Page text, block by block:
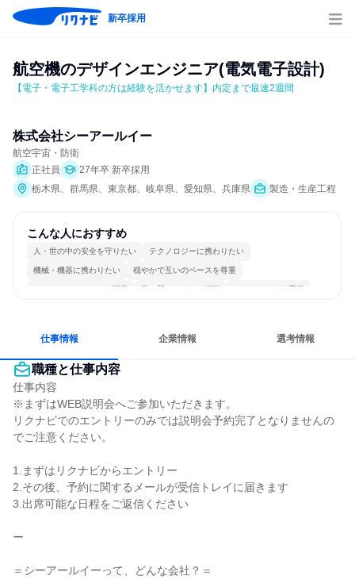
新卒採用
航空機のデザインエンジニア(電気電子設計)
【電子・電子工学科の方は経験を活かせます】内定まで最速2週間
株式会社シーアールイー
航空宇宙・防衛
正社員
27年卒 新卒採用
栃木県、群馬県、東京都、岐阜県、愛知県、兵庫県
製造・生産工程
こんな人におすすめ
人・世の中の安全を守りたい テクノロジーに携わりたい
機械・機器に携わりたい 穏やかで互いのペースを尊重
コミュニケーションが活発 常に新しいものに挑戦 チームワークを重視
仕事情報 企業情報 選考情報
職種と仕事内容
仕事内容
※まずはWEB説明会へご参加いただきます。
リクナビでのエントリーのみでは説明会予約完了となりませんの
でご注意ください。
1.まずはリクナビからエントリー
2.その後、予約に関するメールが受信トレイに届きます
3.出席可能な日程をご返信ください
ー
＝シーアールイーって、どんな会社？＝